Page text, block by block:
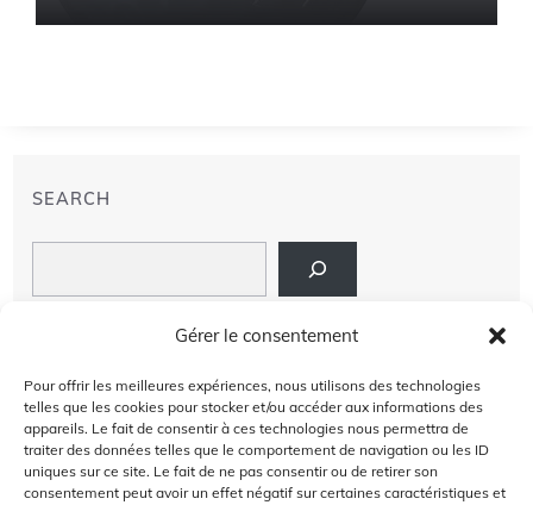
Gérer le consentement
Pour offrir les meilleures expériences, nous utilisons des technologies
telles que les cookies pour stocker et/ou accéder aux informations des
appareils. Le fait de consentir à ces technologies nous permettra de
traiter des données telles que le comportement de navigation ou les ID
uniques sur ce site. Le fait de ne pas consentir ou de retirer son
consentement peut avoir un effet négatif sur certaines caractéristiques et
SEARCH
À PROPOS DE NOUS
AVIS DE NON-RESPONSABILITÉ